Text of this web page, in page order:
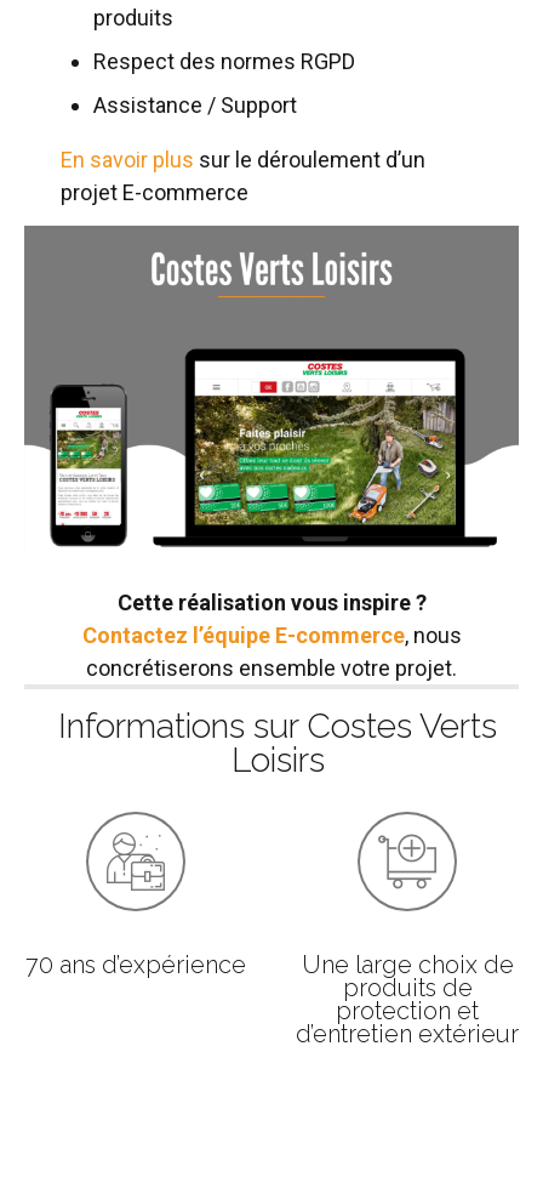
produits
Respect des normes RGPD
Assistance / Support
En savoir plus sur le déroulement d’un
projet E-commerce
Cette réalisation vous inspire ?
Contactez l’équipe E-commerce, nous
concrétiserons ensemble votre projet.
Informations sur Costes Verts
Loisirs
70 ans d’expérience
Une large choix de
produits de
protection et
d’entretien extérieur